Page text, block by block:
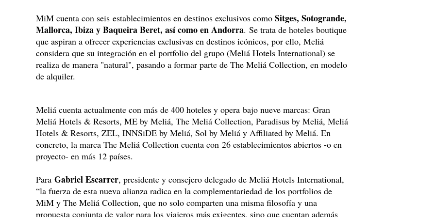
MiM cuenta con seis establecimientos en destinos exclusivos como Sitges, Sotogrande,
Mallorca, Ibiza y Baqueira Beret, así como en Andorra. Se trata de hoteles boutique
que aspiran a ofrecer experiencias exclusivas en destinos icónicos, por ello, Meliá
considera que su integración en el portfolio del grupo (Meliá Hotels International) se
realiza de manera "natural", pasando a formar parte de The Meliá Collection, en modelo
de alquiler.
Meliá cuenta actualmente con más de 400 hoteles y opera bajo nueve marcas: Gran
Meliá Hotels & Resorts, ME by Meliá, The Meliá Collection, Paradisus by Meliá, Meliá
Hotels & Resorts, ZEL, INNSiDE by Meliá, Sol by Meliá y Affiliated by Meliá. En
concreto, la marca The Meliá Collection cuenta con 26 establecimientos abiertos -o en
proyecto- en más 12 países.
Para Gabriel Escarrer, presidente y consejero delegado de Meliá Hotels International,
“la fuerza de esta nueva alianza radica en la complementariedad de los portfolios de
MiM y The Meliá Collection, que no solo comparten una misma filosofía y una
propuesta conjunta de valor para los viajeros más exigentes, sino que cuentan además